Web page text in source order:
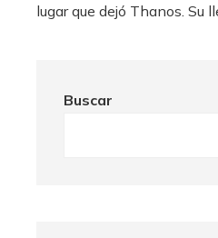
lugar que dejó Thanos. Su
Buscar